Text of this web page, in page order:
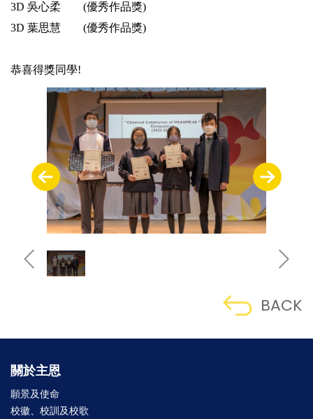
3D 吳心柔 (優秀作品獎)
3D 葉思慧 (優秀作品獎)
恭喜得獎同學!
BACK
關於主恩
願景及使命
校徽、校訓及校歌